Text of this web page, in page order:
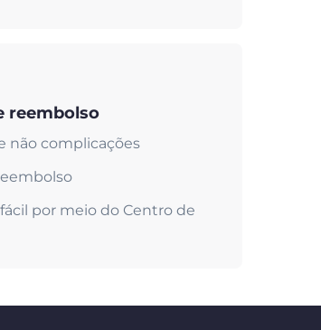
reembolso
não complicações
por meio do Centro de